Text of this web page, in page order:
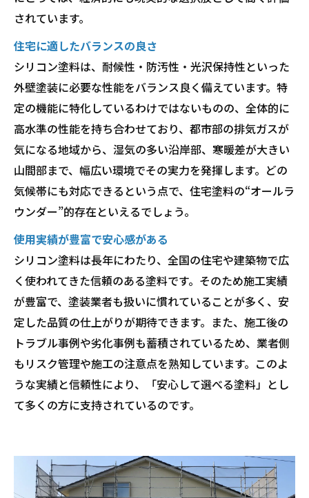
されています。
住宅に適したバランスの良さ
シリコン塗料は、耐候性・防汚性・光沢保持性といった
外壁塗装に必要な性能をバランス良く備えています。特
定の機能に特化しているわけではないものの、全体的に
高水準の性能を持ち合わせており、都市部の排気ガスが
気になる地域から、湿気の多い沿岸部、寒暖差が大きい
山間部まで、幅広い環境でその実力を発揮します。どの
気候帯にも対応できるという点で、住宅塗料の“オールラ
ウンダー”的存在といえるでしょう。
使用実績が豊富で安心感がある
シリコン塗料は長年にわたり、全国の住宅や建築物で広
く使われてきた信頼のある塗料です。そのため施工実績
が豊富で、塗装業者も扱いに慣れていることが多く、安
定した品質の仕上がりが期待できます。また、施工後の
トラブル事例や劣化事例も蓄積されているため、業者側
もリスク管理や施工の注意点を熟知しています。このよ
うな実績と信頼性により、「安心して選べる塗料」とし
て多くの方に支持されているのです。